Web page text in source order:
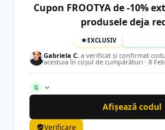
Cupon FROOTYA de -10%
produsele deja
EXCLUSIV
Gabriela C. a verificat și confirmat
acestuia în coșul de cumpărături · 8
G
Afișează codul
Verificare